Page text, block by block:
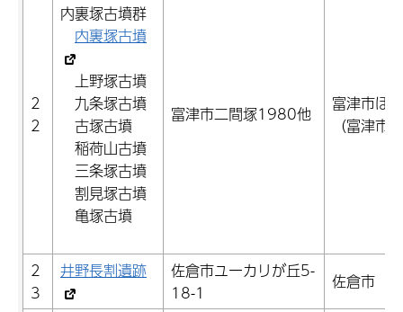
2
2
内裏塚古墳群
内裏塚古墳
上野塚古墳
九条塚古墳
古塚古墳
稲荷山古墳
三条塚古墳
割見塚古墳
亀塚古墳
富津市二間塚1980他
富津市ほか
（富津市）
2
3
井野長割遺跡
佐倉市ユーカリが丘5-
18-1
佐倉市